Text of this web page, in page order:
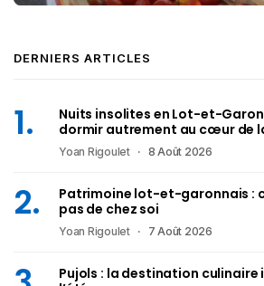
DERNIERS ARTICLES
Nuits insolites en Lot-et-
dormir autrement au cœur de
Yoan Rigoulet 8 Août 2026
Patrimoine lot-et-garonnais :
pas de chez soi
Yoan Rigoulet 7 Août 2026
Pujols : la destination